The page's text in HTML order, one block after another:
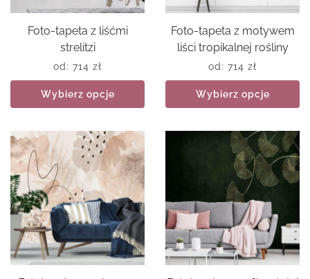
Foto-tapeta z liśćmi
strelitzi
od: 714 zł
Wybierz opcje
Foto-tapeta z motywem
liści tropikalnej rośliny
od: 714 zł
Wybierz opcje